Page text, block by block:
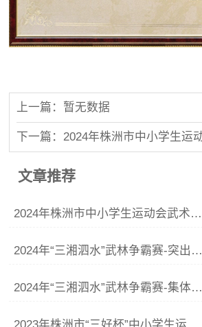
上一篇：暂无数据
文章推荐
2024年株洲市中小学生运动会武术比赛-初中组集体项目一等奖
2024年“三湘泗水”武林争霸赛-突出贡献奖
2024年“三湘泗水”武林争霸赛-集体项目一等奖